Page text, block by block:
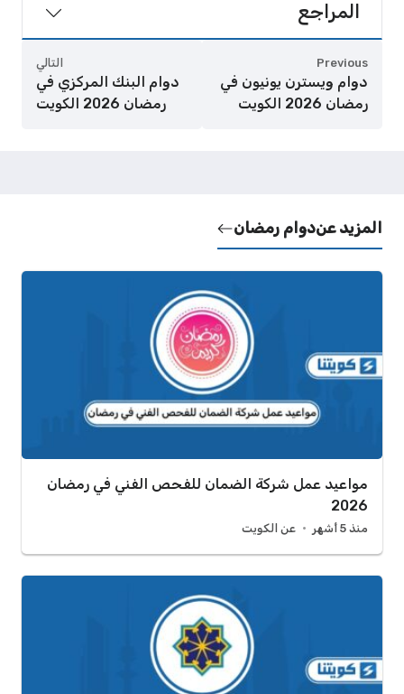
المراجع
Previous
دوام ويسترن يونيون في
رمضان 2026 الكويت
التالي
دوام البنك المركزي في
رمضان 2026 الكويت
المزيد عندوام رمضان
مواعيد عمل شركة الضمان للفحص الفني في رمضان
2026
منذ 5 أشهر عن الكويت